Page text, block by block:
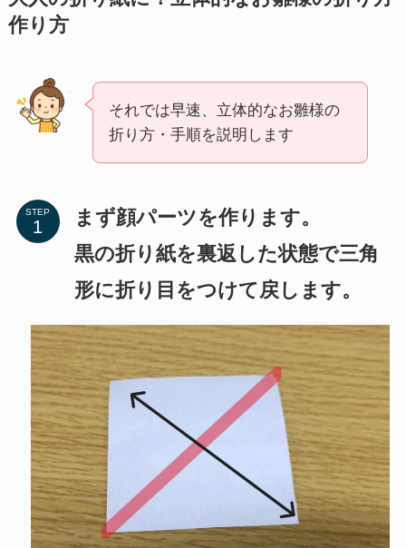
作り方
それでは早速、立体的なお雛様の
折り方・手順を説明します
STEP
まず顔パーツを作ります。
黒の折り紙を裏返した状態で三角
形に折り目をつけて戻します。